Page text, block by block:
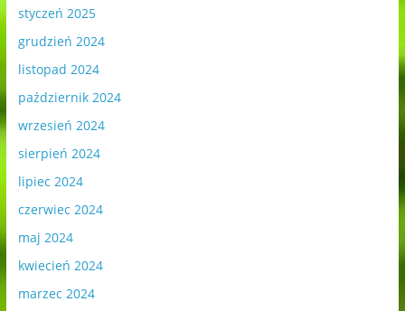
styczeń 2025
grudzień 2024
listopad 2024
październik 2024
wrzesień 2024
sierpień 2024
lipiec 2024
czerwiec 2024
maj 2024
kwiecień 2024
marzec 2024